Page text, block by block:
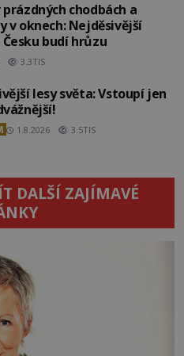
prázdných chodbách a
v oknech: Nejděsivější
budí hrůzu
3.3TIS
lesy světa: Vstoupí jen
1.8.2026 3.5TIS
DALŠÍ ZAJÍMAVÉ